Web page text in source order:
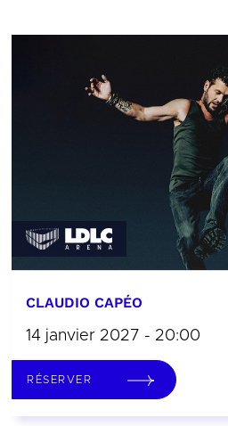
CLAUDIO CAPÉO
14 janvier 2027 - 20:00
RÉSERVER